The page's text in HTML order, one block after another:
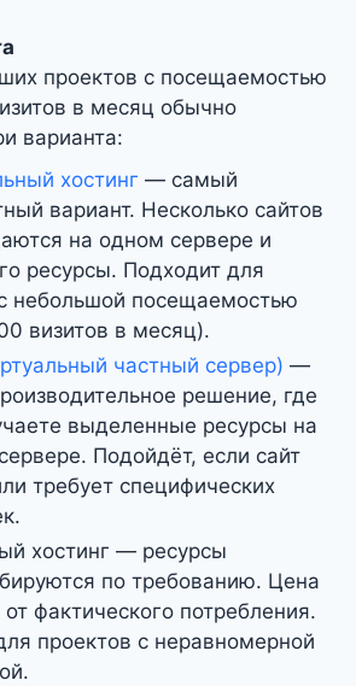
проектов с посещаемостью
в месяц обычно
варианта:
хостинг — самый
вариант. Несколько сайтов
на одном сервере и
ресурсы. Подходит для
небольшой посещаемостью
визитов в месяц).
частный сервер) —
решение, где
выделенные ресурсы на
Подойдёт, если сайт
требует специфических
хостинг — ресурсы
по требованию. Цена
от фактического потребления.
проектов с неравномерной